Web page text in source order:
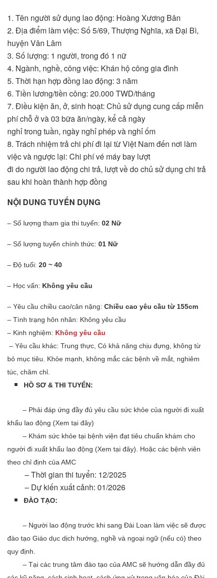
1. Tên người sử dụng lao động: Hoàng Xương Bân
2. Địa điểm làm việc: Số 5/69, Thượng Nghĩa, xã Đại Bì,
huyện Vân Lâm
3. Số lượng: 1 người, trong đó 1 nữ
4. Ngành, nghề, công việc: Khán hộ công gia đình
5. Thời hạn hợp đồng lao động: 3 năm
6. Tiền lương/tiền công: 20.000 TWD/tháng
7. Điều kiện ăn, ở, sinh hoạt: Chủ sử dụng cung cấp miễn
phí chỗ ở và 03 bữa ăn/ngày, kể cả ngày
nghỉ trong tuần, ngày nghỉ phép và nghỉ ốm
8. Trách nhiệm trả chi phí đi lại từ Việt Nam đến nơi làm
việc và ngược lại: Chi phí vé máy bay lượt
đi do người lao động chi trả, lượt về do chủ sử dụng chi trả
sau khi hoàn thành hợp đồng
NỘI DUNG TUYỂN DỤNG
– Số lượng tham gia thi tuyển: 02 Nữ
– Số lượng tuyển chính thức: 01 Nữ
– Độ tuổi: 20 ~ 40
– Học vấn: Không yêu cầu
– Yêu cầu chiều cao/cân nặng: Chiều cao yêu cầu từ 155cm
– Tình trạng hôn nhân: Không yêu cầu
– Kinh nghiệm: Không yêu cầu
– Yêu cầu khác: Trung thực, Có khả năng chịu đựng, không từ
bỏ mục tiêu. Khỏe mạnh, không mắc các bệnh về mắt, nghiêm
túc, chăm chỉ.
HỒ SƠ & THI TUYỂN:
​ – Phải đáp ứng đầy đủ yêu cầu sức khỏe của người đi xuất
khẩu lao động (Xem tại đây)
– Khám sức khỏe tại bệnh viện đạt tiêu chuẩn khám cho
người đi xuất khẩu lao động (Xem tại đây). Hoặc các bệnh viên
theo chỉ định của AMC
– Thời gian thi tuyển: 12/2025
– Dự kiến xuất cảnh: 01/2026
ĐÀO TẠO:
– Người lao động trước khi sang Đài Loan làm việc sẽ được
đào tạo Giáo dục dịch hướng, nghề và ngoại ngữ (nếu có) theo
quy định.
– Tại các trung tâm đào tạo của AMC sẽ hướng dẫn đầy đủ